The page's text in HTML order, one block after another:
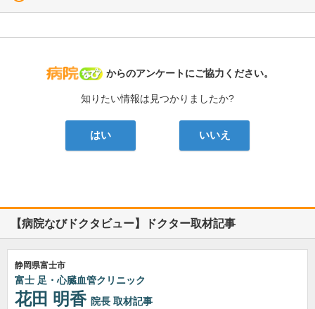
病院なび
からのアンケートにご協力ください。
知りたい情報は見つかりましたか?
はい いいえ
【病院なびドクタビュー】ドクター取材記事
静岡県富士市
富士 足・心臓血管クリニック
花田 明香 院長 取材記事